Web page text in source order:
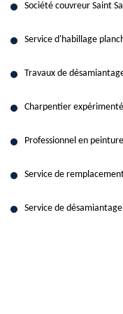
Société couvreur Saint
Service d'habillage
Travaux de
Charpentier
Professionnel en
Service de
Service de